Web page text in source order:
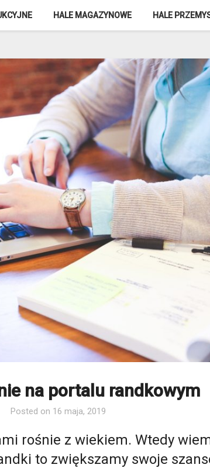
HALE MAGAZYNOWE HALE
na portalu randkowym
Posted on 16 maja, 2019
rośnie z wiekiem. Wtedy
to zwiększamy swoje